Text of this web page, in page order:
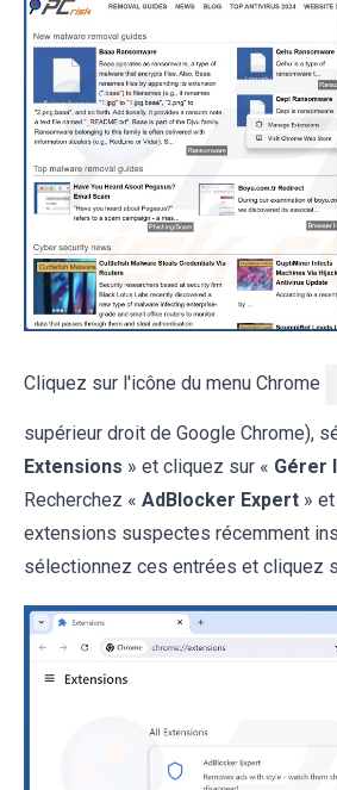
Cliquez sur l'icône du menu Chrome
supérieur droit de Google Chrome),
Extensions » et cliquez sur « Gérer
Recherchez « AdBlocker Expert »
extensions suspectes récemment
sélectionnez ces entrées et cliquez